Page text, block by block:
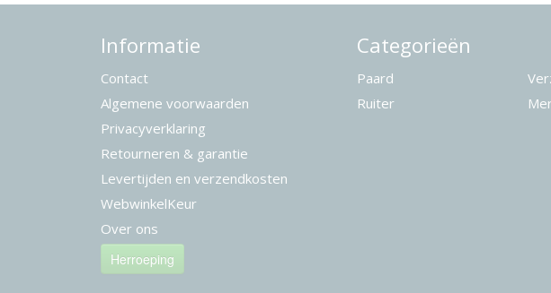
Informatie
Contact
Algemene voorwaarden
Privacyverklaring
Retourneren & garantie
Levertijden en verzendkosten
WebwinkelKeur
Over ons
Herroeping
Categorieën
Paard
Ruiter